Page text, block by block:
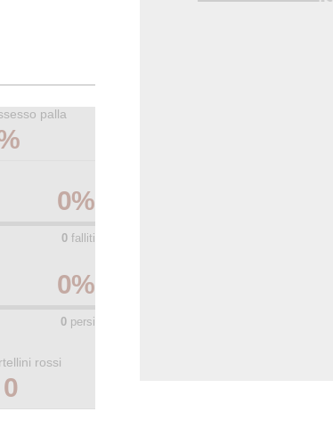
palla
0%
0 falliti
0%
0 persi
rossi
0